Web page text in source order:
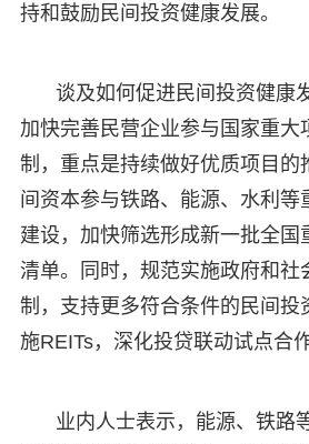
持和鼓励民间投资健康发展。
谈及如何促进民间投资健康
加快完善民营企业参与国家重大
制，重点是持续做好优质项目的
间资本参与铁路、能源、水利等
建设，加快筛选形成新一批全国
清单。同时，规范实施政府和社
制，支持更多符合条件的民间投
施REITs，深化投贷联动试点合作
业内人士表示，能源、铁路